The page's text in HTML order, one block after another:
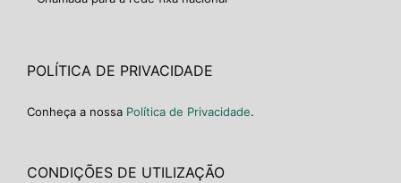
POLÍTICA DE PRIVACIDADE
Conheça a nossa Política de Privacidade.
CONDIÇÕES DE UTILIZAÇÃO